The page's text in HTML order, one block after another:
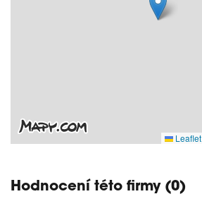
Leaflet
Hodnocení této firmy (0)